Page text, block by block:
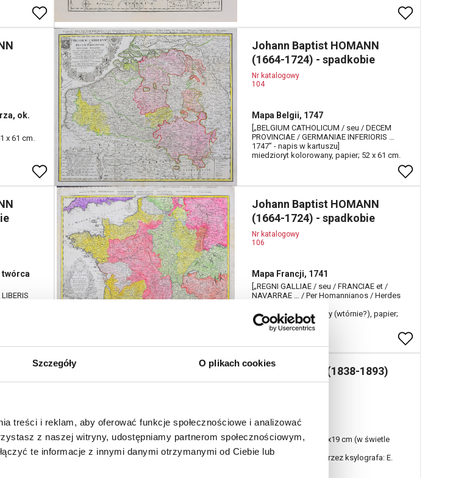
Szczegóły O plikach cookies
treści i reklam, aby oferować funkcje społecznościowe i analizować
z naszej witryny, udostępniamy partnerom społecznościowym,
te informacje z innymi danymi otrzymanymi od Ciebie lub
ok.
x 61 cm.
Johann Baptist HOMANN
(1664-1724) - spadkobie
Nr katalogowy
104
Mapa Belgii, 1747
[„BELGIUM CATHOLICUM / seu / DECEM
PROVINCIAE / GERMANIAE INFERIORIS …
1747” - napis w kartuszu]
miedzioryt kolorowany, papier; 52 x 61 cm.
twórca
Johann Baptist HOMANN
(1664-1724) - spadkobie
Nr katalogowy
106
Mapa Francji, 1741
[„REGNI GALLIAE / seu / FRANCIAE et /
NAVARRAE … / Per Homannianos / Herdes
miedzioryt kolorowany (wtórnie?), papier;
53,5 x 61 cm;
w. -
ok. 1850
Jan MATEJKO (1838-1893)
Iwan Groźny, 1876
drzeworyt, papier; 14 x19 cm (w świetle
passe-partout);
sygn. na płycie p. d. przez ksylografa: E.